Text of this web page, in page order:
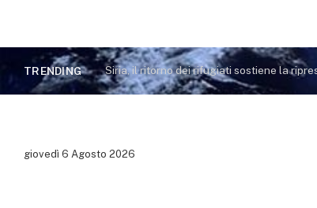
TRENDING
giovedì 6 Agosto 2026